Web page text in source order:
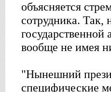
объясняется
сотрудника. Так,
вообще не имея
"Нынешний
специфические